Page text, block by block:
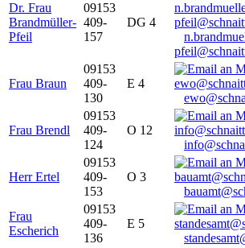
Dr. Frau
Brandmüller-
Pfeil
09153
409-
157
DG 4
Frau Braun
09153
409-
130
E 4
Frau Brendl
09153
409-
124
O 12
Herr Ertel
09153
409-
153
O 3
Frau
Escherich
09153
409-
136
E 5